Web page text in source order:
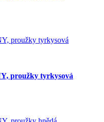
proužky tyrkysová